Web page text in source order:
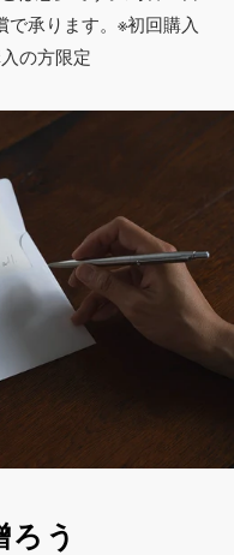
で承ります。※初回購入
の方限定
ろう